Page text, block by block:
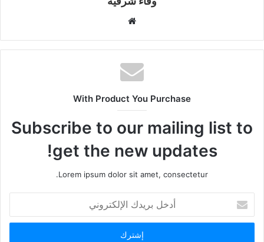
With Product You Purchase
Subscribe to our mailing list to
get the new updates!
Lorem ipsum dolor sit amet, consectetur.
بريدك
الإلكتروني